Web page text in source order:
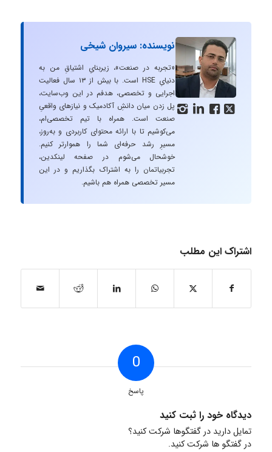
   
نویسنده: سیروان شیخی
«تجربه در صنعت»، زیربنایِ اشتیاقِ من به
دنیایِ HSE است. با بیش از ۱۳ سال فعالیت
اجرایی و تخصصی، هدفم در این وب‌سایت،
پل زدن میان دانشِ آکادمیک و نیازهای واقعیِ
صنعت است. همراه با تیم تخصصی‌ام،
می‌کوشیم تا با ارائه محتوای کاربردی و به‌روز،
مسیرِ رشد حرفه‌ای شما را هموارتر کنیم.
خوشحال می‌شوم در صفحه لینکدین،
تجربیاتمان را به اشتراک بگذاریم و در این
مسیر تخصصی همراه هم باشیم.
اشتراک این مطلب
0
پاسخ
دیدگاه خود را ثبت کنید
تمایل دارید در گفتگوها شرکت کنید؟
در گفتگو ها شرکت کنید.